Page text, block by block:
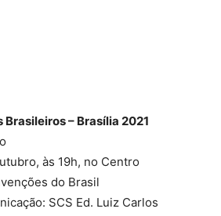
– Brasília 2021
às 19h, no Centro
do Brasil
SCS Ed. Luiz Carlos